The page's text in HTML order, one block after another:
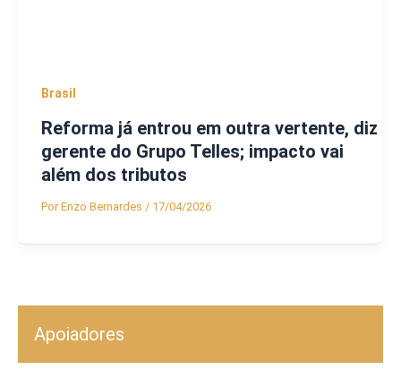
Brasil
Reforma já entrou em outra vertente, diz
gerente do Grupo Telles; impacto vai
além dos tributos
PorEnzo Bernardes / 17/04/2026
Apoiadores